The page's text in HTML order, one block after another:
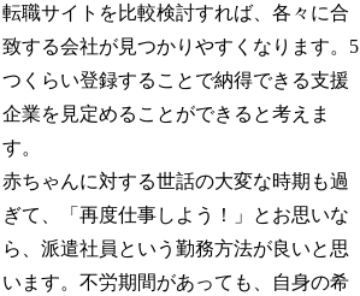
転職サイトを比較検討すれば、各々に合
致する会社が見つかりやすくなります。5
つくらい登録することで納得できる支援
企業を見定めることができると考えま
す。
赤ちゃんに対する世話の大変な時期も過
ぎて、「再度仕事しよう！」とお思いな
ら、派遣社員という勤務方法が良いと思
います。不労期間があっても、自身の希